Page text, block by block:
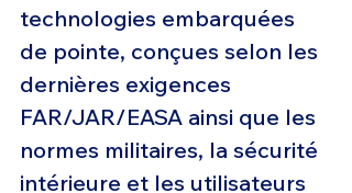
technologies embarquées
de pointe, conçues selon les
dernières exigences
FAR/JAR/EASA ainsi que les
normes militaires, la sécurité
intérieure et les utilisateurs